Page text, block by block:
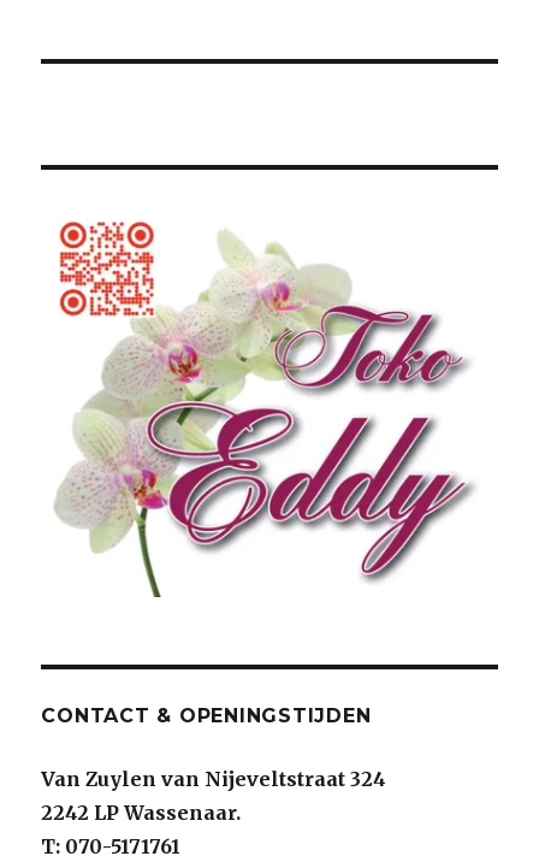
CONTACT & OPENINGSTIJDEN
Van Zuylen van Nijeveltstraat 324
2242 LP Wassenaar.
T: 070-5171761